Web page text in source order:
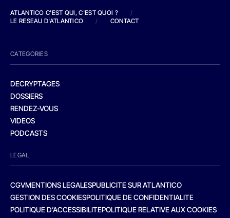
ATLANTICO C'EST QUI, C'EST QUOI ?
/
LE RESEAU D'ATLANTICO
/ CONTACT
CATEGORIES
DECRYPTAGES
DOSSIERS
RENDEZ-VOUS
VIDEOS
PODCASTS
LEGAL
CGVMENTIONS LEGALESPUBLICITE SUR ATLANTICO
GESTION DES COOKIESPOLITIQUE DE CONFIDENTIALITE
POLITIQUE D’ACCESSIBILITEPOLITIQUE RELATIVE AUX COOKIES